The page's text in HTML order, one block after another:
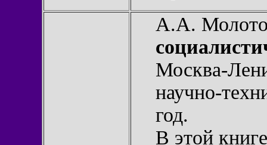
А.А.
Москва-
научно-
год.
В этой